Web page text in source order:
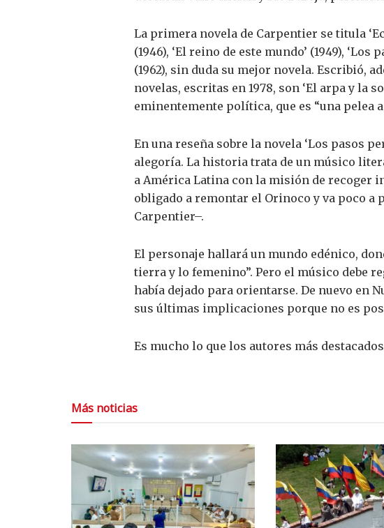
La primera novela de Carpentier se titula
(1946), ‘El reino de este mundo’ (1949), ‘Los
(1962), sin duda su mejor novela. Escribió,
novelas, escritas en 1978, son ‘El arpa y la
eminentemente política, que es “una pelea
En una reseña sobre la novela ‘Los pasos
alegoría. La historia trata de un músico
a América Latina con la misión de recoger
obligado a remontar el Orinoco y va poco a
Carpentier–.
El personaje hallará un mundo edénico,
tierra y lo femenino”. Pero el músico debe
había dejado para orientarse. De nuevo en
sus últimas implicaciones porque no es
Es mucho lo que los autores más
Más noticias